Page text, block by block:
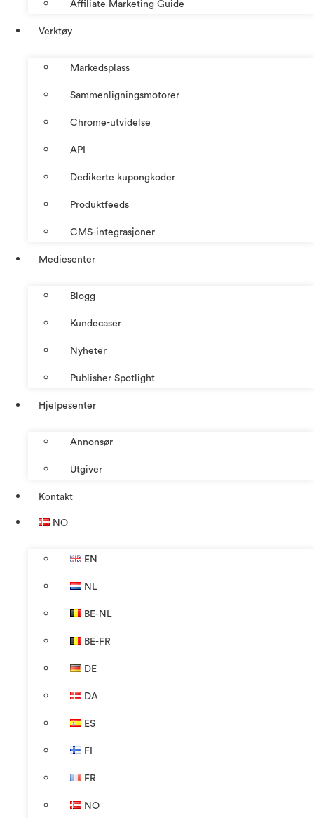
Affiliate Marketing Guide
Verktøy
Markedsplass
Sammenligningsmotorer
Chrome-utvidelse
API
Dedikerte kupongkoder
Produktfeeds
CMS-integrasjoner
Mediesenter
Blogg
Kundecaser
Nyheter
Publisher Spotlight
Hjelpesenter
Annonsør
Utgiver
Kontakt
NO
EN
NL
BE-NL
BE-FR
DE
DA
ES
FI
FR
NO